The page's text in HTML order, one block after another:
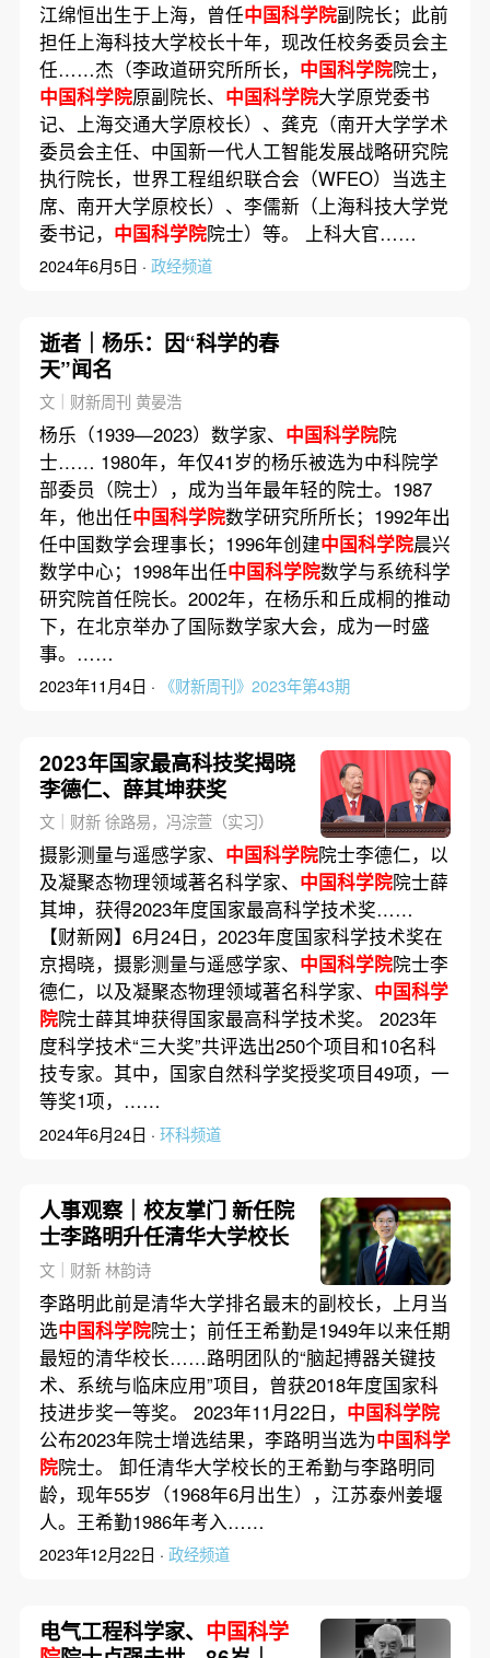
江绵恒出生于上海，曾任中国科学院副院长；此前
担任上海科技大学校长十年，现改任校务委员会主
任……杰（李政道研究所所长， 中国科学院院士，
中国科学院原副院长、 中国科学院大学原党委书
记、上海交通大学原校长）、龚克（南开大学学术
委员会主任、中国新一代人工智能发展战略研究院
执行院长，世界工程组织联合会（WFEO）当选主
席、南开大学原校长）、李儒新（上海科技大学党
委书记， 中国科学院院士）等。 上科大官……
2024年6月5日 · 政经频道
逝者｜杨乐：因“科学的春
天”闻名
文｜财新周刊 黄晏浩
杨乐（1939—2023）数学家、 中国科学院院
士…… 1980年，年仅41岁的杨乐被选为中科院学
部委员（院士），成为当年最年轻的院士。1987
年，他出任中国科学院数学研究所所长；1992年出
任中国数学会理事长；1996年创建中国科学院晨兴
数学中心；1998年出任中国科学院数学与系统科学
研究院首任院长。2002年，在杨乐和丘成桐的推动
下，在北京举办了国际数学家大会，成为一时盛
事。……
2023年11月4日 · 《财新周刊》2023年第43期
2023年国家最高科技奖揭晓
李德仁、薛其坤获奖
文｜财新 徐路易，冯淙萱（实习）
摄影测量与遥感学家、 中国科学院院士李德仁，以
及凝聚态物理领域著名科学家、 中国科学院院士薛
其坤，获得2023年度国家最高科学技术奖……
【财新网】6月24日，2023年度国家科学技术奖在
京揭晓，摄影测量与遥感学家、 中国科学院院士李
德仁，以及凝聚态物理领域著名科学家、 中国科学
院院士薛其坤获得国家最高科学技术奖。 2023年
度科学技术“三大奖”共评选出250个项目和10名科
技专家。其中，国家自然科学奖授奖项目49项，一
等奖1项，……
2024年6月24日 · 环科频道
人事观察｜校友掌门 新任院
士李路明升任清华大学校长
文｜财新 林韵诗
李路明此前是清华大学排名最末的副校长，上月当
选中国科学院院士；前任王希勤是1949年以来任期
最短的清华校长……路明团队的“脑起搏器关键技
术、系统与临床应用”项目，曾获2018年度国家科
技进步奖一等奖。 2023年11月22日， 中国科学院
公布2023年院士增选结果，李路明当选为中国科学
院院士。 卸任清华大学校长的王希勤与李路明同
龄，现年55岁（1968年6月出生），江苏泰州姜堰
人。王希勤1986年考入……
2023年12月22日 · 政经频道
电气工程科学家、 中国科学